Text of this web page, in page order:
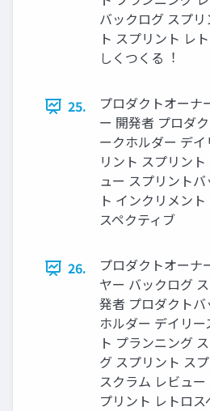
バックログ スプ
ト スプリント レ
しくつくる︕
25.
プロダクトオーナ
ー 開発者 プロダ
ークホルダー デ
リント スプリン
ュー スプリント
ト インクリメン
スペクティブ
26.
プロダクトオーナ
ヤー バックログ
発者 プロダクト
ホルダー デイリ
ト プランニング
グ スプリント ス
スクラム レビュ
プリント レトロ